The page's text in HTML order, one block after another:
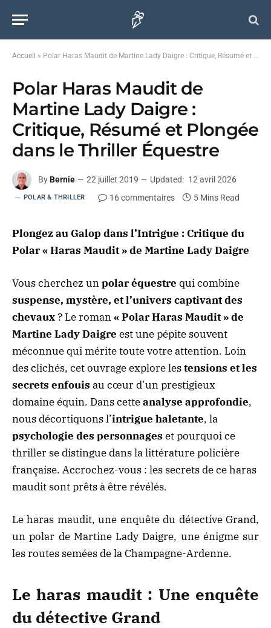
Accueil » Polar Haras Maudit de Martine Lady Daigre : Critique, Résumé et Plongée dans le Thriller Équestre
Polar Haras Maudit de
Martine Lady Daigre :
Critique, Résumé et Plongée
dans le Thriller Équestre
By Bernie 22 juillet 2019 Updated: 12 avril 2026
POLAR & THRILLER 16 commentaires 5 Mins Read
Plongez au Galop dans l’Intrigue : Critique du
Polar « Haras Maudit » de Martine Lady Daigre
Vous cherchez unpolar équestre qui combine
suspense, mystère, et l’univers captivant des
chevaux? Le roman« Polar Haras Maudit » de
Martine Lady Daigre est une pépite souvent
méconnue qui mérite toute votre attention. Loin
des clichés, cet ouvrage explore lestensions et les
secrets enfouis au cœur d’un prestigieux
domaine équin. Dans cetteanalyse approfondie,
nous décortiquons l’intrigue haletante, la
psychologie des personnages et pourquoi ce
thriller se distingue dans la littérature policière
française. Accrochez-vous : les secrets de ce haras
maudit sont prêts à être révélés.
Le haras maudit, une enquête du détective Grand,
un polar de Martine Lady Daigre, une énigme sur
les routes semées de la Champagne-Ardenne.
Le haras maudit : Une enquête
du détective Grand